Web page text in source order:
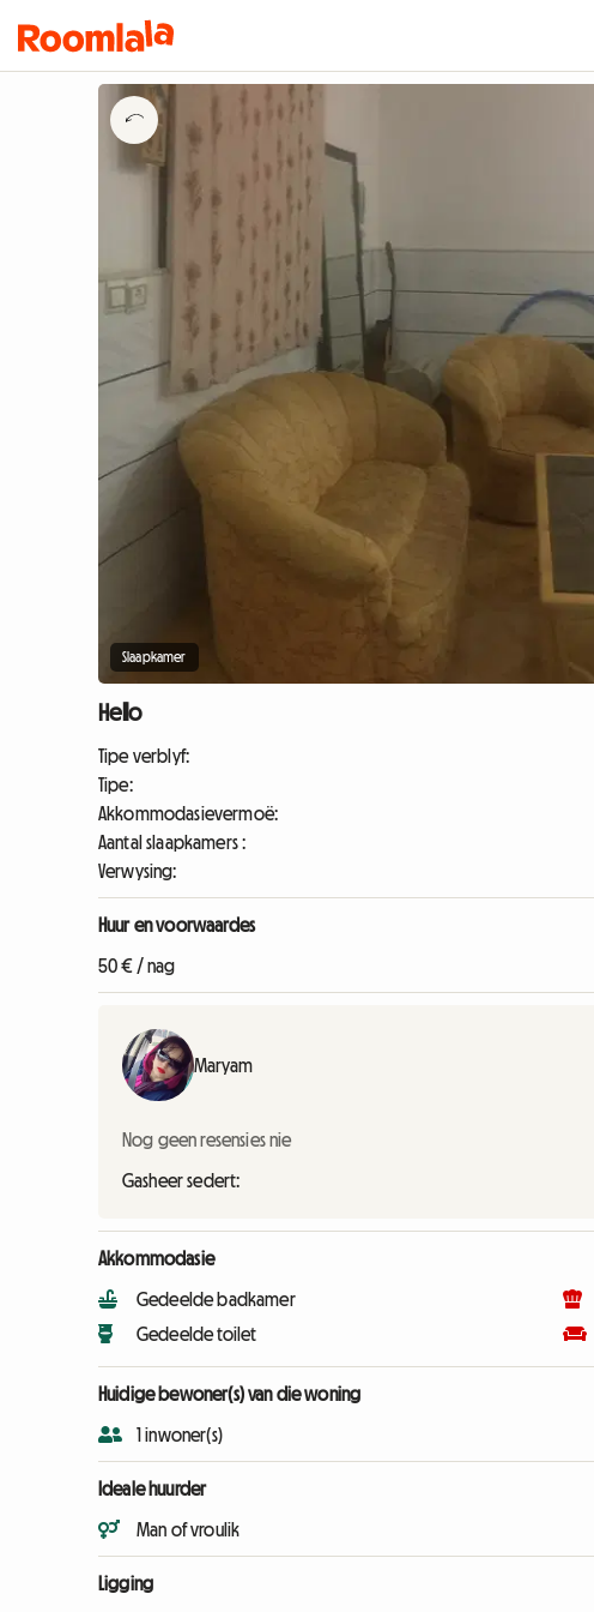
Slaapkamer
Hello
Tipe verblyf:
Tipe:
Akkommodasievermoë:
Aantal slaapkamers :
Verwysing:
Huur en voorwaardes
50 € / nag
Maryam
Nog geen resensies nie
Gasheer sedert:
Akkommodasie
Gedeelde badkamer
Gedeelde toilet
Huidige bewoner(s) van die woning
1 inwoner(s)
Ideale huurder
Man of vroulik
Ligging